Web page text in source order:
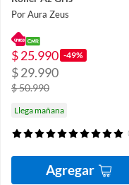
Por Aura Zeus
$ 25.990 -49%
$ 29.990
$ 50.990
Llega mañana
Agregar